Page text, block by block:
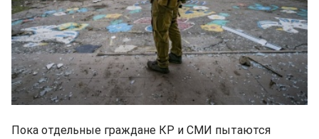
Пока отдельные граждане КР и СМИ пытаются